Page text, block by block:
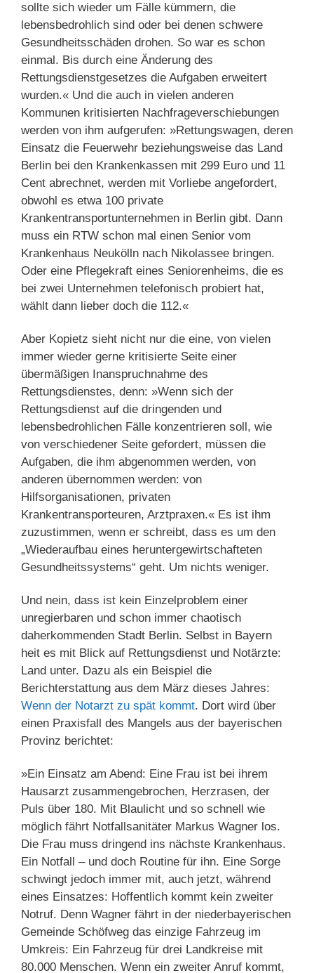
sollte sich wieder um Fälle kümmern, die
lebensbedrohlich sind oder bei denen schwere
Gesundheitsschäden drohen. So war es schon
einmal. Bis durch eine Änderung des
Rettungsdienstgesetzes die Aufgaben erweitert
wurden.« Und die auch in vielen anderen
Kommunen kritisierten Nachfrageverschiebungen
werden von ihm aufgerufen: »Rettungswagen, deren
Einsatz die Feuerwehr beziehungsweise das Land
Berlin bei den Krankenkassen mit 299 Euro und 11
Cent abrechnet, werden mit Vorliebe angefordert,
obwohl es etwa 100 private
Krankentransportunternehmen in Berlin gibt. Dann
muss ein RTW schon mal einen Senior vom
Krankenhaus Neukölln nach Nikolassee bringen.
Oder eine Pflegekraft eines Seniorenheims, die es
bei zwei Unternehmen telefonisch probiert hat,
wählt dann lieber doch die 112.«
Aber Kopietz sieht nicht nur die eine, von vielen
immer wieder gerne kritisierte Seite einer
übermäßigen Inanspruchnahme des
Rettungsdienstes, denn: »Wenn sich der
Rettungsdienst auf die dringenden und
lebensbedrohlichen Fälle konzentrieren soll, wie
von verschiedener Seite gefordert, müssen die
Aufgaben, die ihm abgenommen werden, von
anderen übernommen werden: von
Hilfsorganisationen, privaten
Krankentransporteuren, Arztpraxen.« Es ist ihm
zuzustimmen, wenn er schreibt, dass es um den
„Wiederaufbau eines heruntergewirtschafteten
Gesundheitssystems“ geht. Um nichts weniger.
Und nein, dass ist kein Einzelproblem einer
unregierbaren und schon immer chaotisch
daherkommenden Stadt Berlin. Selbst in Bayern
heit es mit Blick auf Rettungsdienst und Notärzte:
Land unter. Dazu als ein Beispiel die
Berichterstattung aus dem März dieses Jahres:
Wenn der Notarzt zu spät kommt. Dort wird über
einen Praxisfall des Mangels aus der bayerischen
Provinz berichtet:
»Ein Einsatz am Abend: Eine Frau ist bei ihrem
Hausarzt zusammengebrochen, Herzrasen, der
Puls über 180. Mit Blaulicht und so schnell wie
möglich fährt Notfallsanitäter Markus Wagner los.
Die Frau muss dringend ins nächste Krankenhaus.
Ein Notfall – und doch Routine für ihn. Eine Sorge
schwingt jedoch immer mit, auch jetzt, während
eines Einsatzes: Hoffentlich kommt kein zweiter
Notruf. Denn Wagner fährt in der niederbayerischen
Gemeinde Schöfweg das einzige Fahrzeug im
Umkreis: Ein Fahrzeug für drei Landkreise mit
80.000 Menschen. Wenn ein zweiter Anruf kommt,